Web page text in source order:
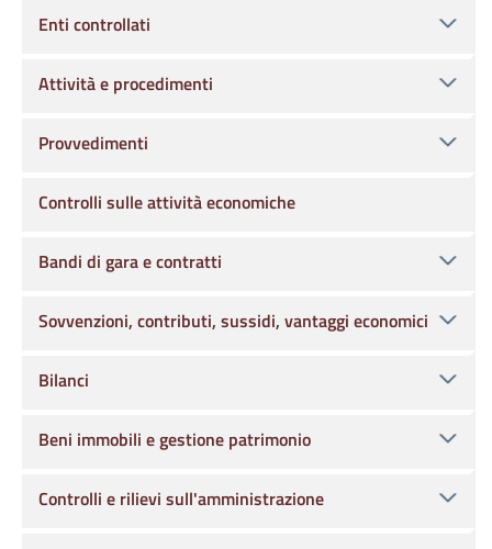
Enti controllati
Attività e procedimenti
Provvedimenti
Controlli sulle attività economiche
Bandi di gara e contratti
Sovvenzioni, contributi, sussidi, vantaggi economici
Bilanci
Beni immobili e gestione patrimonio
Controlli e rilievi sull'amministrazione